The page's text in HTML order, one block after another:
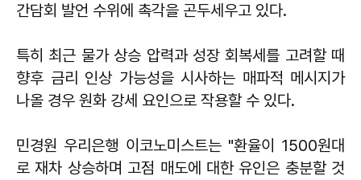
간담회 발언 수위에 촉각을 곤두세우고 있다.
특히 최근 물가 상승 압력과 성장 회복세를 고려할 때
향후 금리 인상 가능성을 시사하는 매파적 메시지가
나올 경우 원화 강세 요인으로 작용할 수 있다.
민경원 우리은행 이코노미스트는 "환율이 1500원대
로 재차 상승하며 고점 매도에 대한 유인은 충분할 것